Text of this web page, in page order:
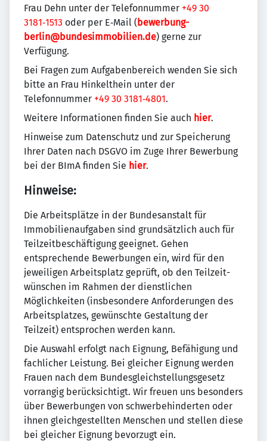
Frau Dehn unter der Telefonnummer +49 30
3181‑1513 oder per E‑Mail (bewerbung-
berlin@bundesimmobilien.de) gerne zur
Verfügung.
Bei Fragen zum Aufgabenbereich wenden Sie sich
bitte an Frau Hinkelthein unter der
Telefonnummer +49 30 3181‑4801.
Weitere Informationen finden Sie auch hier.
Hinweise zum Datenschutz und zur Speicherung
Ihrer Daten nach DSGVO im Zuge Ihrer Bewerbung
bei der BImA finden Sie hier.
Hinweise:
Die Arbeitsplätze in der Bundesanstalt für
Immobilien­aufgaben sind grundsätzlich auch für
Teilzeit­beschäftigung geeignet. Gehen
entsprechende Bewerbungen ein, wird für den
jeweiligen Arbeitsplatz geprüft, ob den Teilzeit­
wünschen im Rahmen der dienstlichen
Möglichkeiten (insbesondere Anforderungen des
Arbeitsplatzes, gewünschte Gestaltung der
Teilzeit) entsprochen werden kann.
Die Auswahl erfolgt nach Eignung, Befähigung und
fachlicher Leistung. Bei gleicher Eignung werden
Frauen nach dem Bundes­gleichstellungs­gesetz
vorrangig berücksichtigt. Wir freuen uns besonders
über Bewerbungen von schwerbehinderten oder
ihnen gleichgestellten Menschen und stellen diese
bei gleicher Eignung bevorzugt ein.